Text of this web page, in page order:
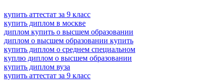
купить аттестат за 9 класс
купить диплом в москве
диплом купить о высшем образовании
диплом о высшем образовании купить
купить диплом о среднем специальном
куплю диплом о высшем образовании
купить диплом вуза
купить аттестат за 9 класс